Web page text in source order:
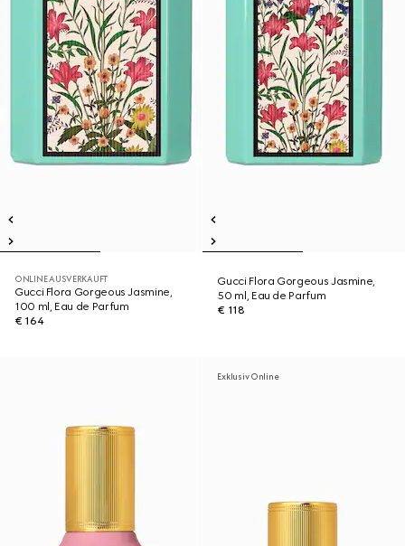
ONLINE AUSVERKAUFT
Gucci Flora Gorgeous Jasmine,
100 ml, Eau de Parfum
€ 164
Gucci Flora Gorgeous Jasmine,
50 ml, Eau de Parfum
€ 118
Exklusiv Online